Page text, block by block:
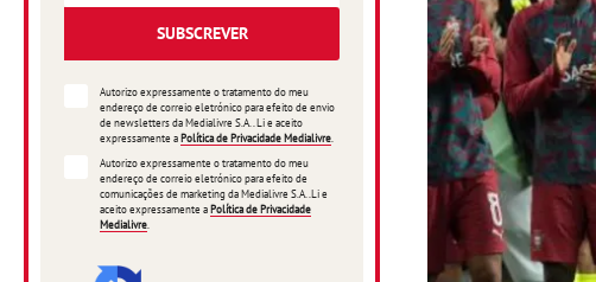
SUBSCREVER
Autorizo expressamente o tratamento do meu
endereço de correio eletrónico para efeito de envio
de newsletters da Medialivre S.A.. Li e aceito
expressamente aPolítica de Privacidade Medialivre
Autorizo expressamente o tratamento do meu
endereço de correio eletrónico para efeito de
comunicações de marketing da Medialivre S.A..Li e
aceito expressamente aPolítica de Privacidade
Medialivre